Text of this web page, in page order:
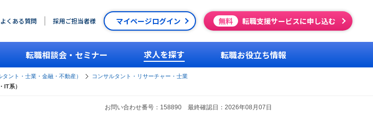
よくある質問 採用ご担当者様 マイページログイン 無料 転職支援サービスに申し込む
転職相談会・セミナー 求人を探す 転職お役立ち情報
ント・士業・金融・不動産）
コンサルタント・リサーチャー・士業
IT系）
お問い合わせ番号：158890 最終確認日：2026年08月07日